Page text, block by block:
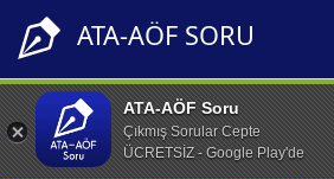
ATA-AÖF SORU
ATA-AÖF Soru
Çıkmış Sorular Cepte
ÜCRETSİZ - Google Play'de